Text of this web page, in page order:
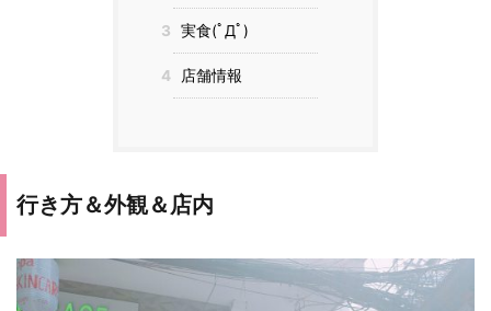
3 実食(ﾟДﾟ)
4 店舗情報
行き方＆外観＆店内